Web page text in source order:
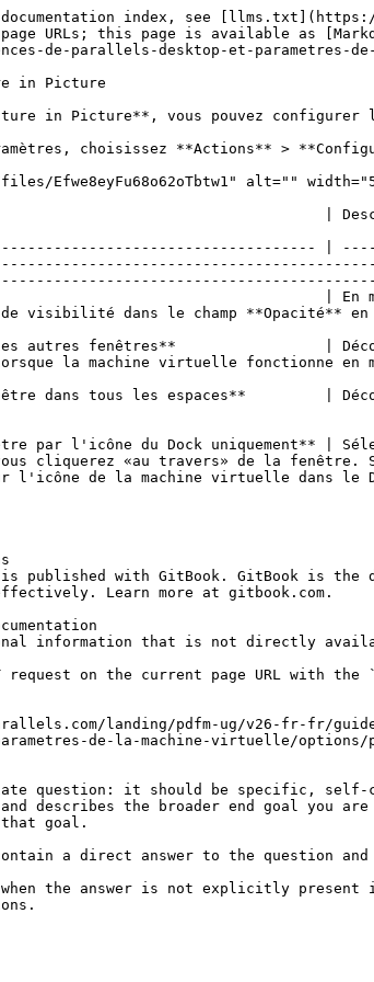
index, see
page URLs; this page is available as
de-parallels-desktop-et-
in Picture
in Picture**, vous pouvez configurer
choisissez **Actions** >
Efwe8eyFu68o62oTbtw1" alt=""
|
|
| En mode
visibilité dans le champ **Opacité**
autres fenêtres**                 |
la machine virtuelle fonctionne en
dans tous les espaces**         |
par l'icône du Dock uniquement** |
cliquerez «au travers» de la
l'icône de la machine virtuelle dans le
is published with GitBook. GitBook is the
Learn more at gitbook.com.
information that is not directly
request on the current page URL with
landing/pdfm-ug/v26-fr-fr/
de-la-machine-virtuelle/options/
question: it should be specific, self-
describes the broader end goal you
goal.
a direct answer to the question
when the answer is not explicitly